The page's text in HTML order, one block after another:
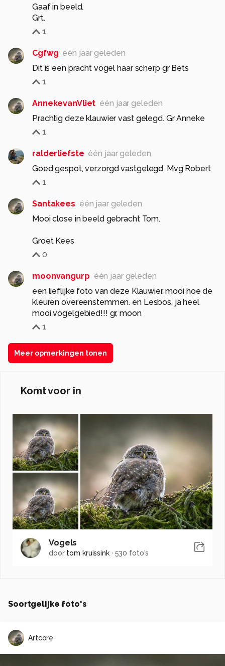
Gaaf in beeld.
Grt.
1
Cgfwg één jaar geleden
Dit is een pracht vogel haar scherp gr Bets
1
AnnekevanVliet één jaar geleden
Prachtig deze klauwier vast gelegd. Gr Anneke
1
ralderliefste één jaar geleden
Goed gespot, verzorgd vastgelegd. Mvg Robert
1
Santakees één jaar geleden
Mooi close in beeld gebracht Tom.
Groet Kees
0
moonvangurp één jaar geleden
een lieflijke foto van deze Klauwier, mooi hoe de
kleuren overeenstemmen. en Lesbos, ja heel
mooi vogelgebied!!! gr, moon
1
Meer opmerkingen tonen
Komt voor in
Vogels
door tom kruissink· 530 foto's
Soortgelijke foto's
Artcore